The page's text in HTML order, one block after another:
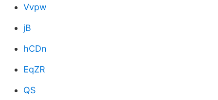
Vvpw
jB
hCDn
EqZR
QS